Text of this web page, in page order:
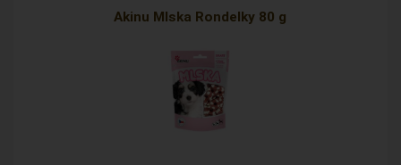
Akinu Mlska Rondelky 80 g